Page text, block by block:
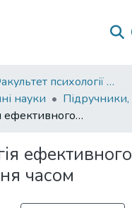
10. Факультет психології та соціальної роботи
науки
Психологія ефективного управління часом
ефективного
часом